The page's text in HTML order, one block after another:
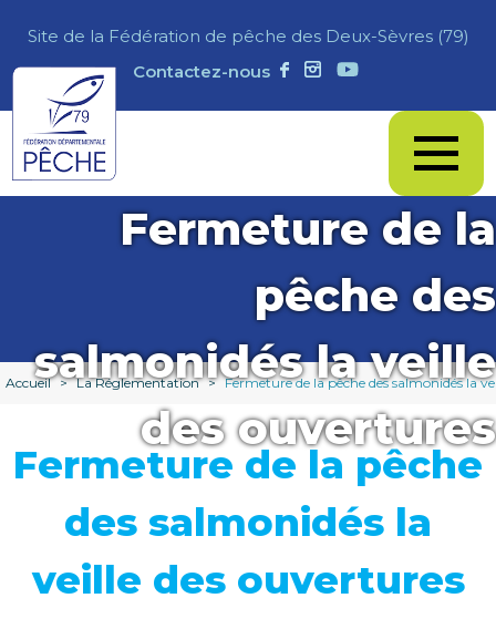
Site de la Fédération de pêche des Deux-Sèvres (79)
Contactez-nous
Fermeture de la
pêche des
salmonidés la veille
des ouvertures
Accueil > La Réglementation > Fermeture de la pêche des salmonidés la
Fermeture de la pêche
des salmonidés la
veille des ouvertures